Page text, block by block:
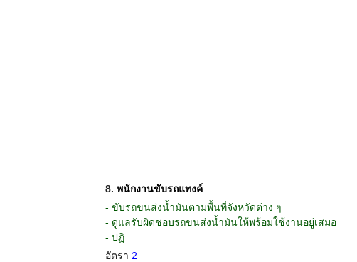
8. พนักงานขับรถแทงค์
- ขับรถขนส่งน้ำมันตามพื้นที่จังหวัดต่าง ๆ
- ดูแลรับผิดชอบรถขนส่งน้ำมันให้พร้อมใช้งานอยู่เสมอ
- ปฏิ
อัตรา 2